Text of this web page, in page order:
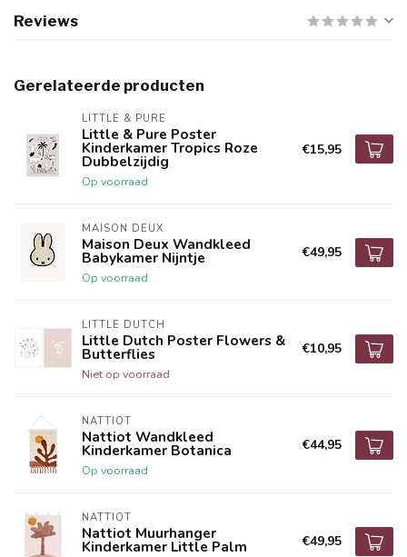
Reviews
Gerelateerde producten
LITTLE & PURE
Little & Pure Poster
Kinderkamer Tropics Roze
Dubbelzijdig
Op voorraad
€15,95
MAISON DEUX
Maison Deux Wandkleed
Babykamer Nijntje
Op voorraad
€49,95
LITTLE DUTCH
Little Dutch Poster Flowers &
Butterflies
Niet op voorraad
€10,95
NATTIOT
Nattiot Wandkleed
Kinderkamer Botanica
Op voorraad
€44,95
NATTIOT
Nattiot Muurhanger
Kinderkamer Little Palm €49,95